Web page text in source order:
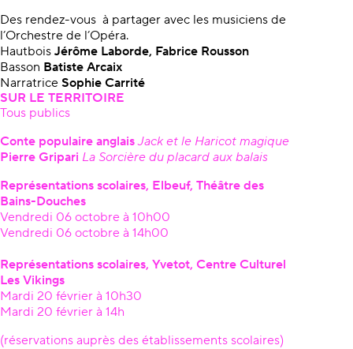
Des rendez-vous à partager avec les musiciens de
l’Orchestre de l’Opéra.
Hautbois Jérôme Laborde, Fabrice Rousson
Basson Batiste Arcaix
Narratrice Sophie Carrité
SUR LE TERRITOIRE
Tous publics
Conte populaire anglaisJacket le Haricot magique
Pierre Gripari La Sorcière du placard aux balais
Représentations scolaires, Elbeuf, Théâtre des
Bains-Douches
Vendredi 06 octobre à 10h00
Vendredi 06 octobre à 14h00
Représentations scolaires, Yvetot, Centre Culturel
Les Vikings
Mardi 20 février à 10h30
Mardi 20 février à 14h
(réservations auprès des établissements scolaires)